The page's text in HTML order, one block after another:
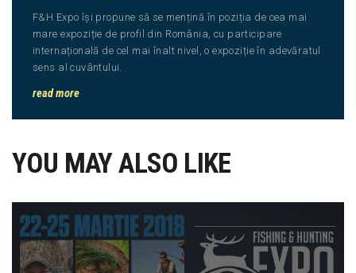
F&H Expo își propune să se mențină în poziția de cea mai
mare expoziție de profil din România, cu participare
internațională de cel mai înalt nivel, o expoziție în adevăratul
sens al cuvântului.
read more
YOU MAY ALSO LIKE